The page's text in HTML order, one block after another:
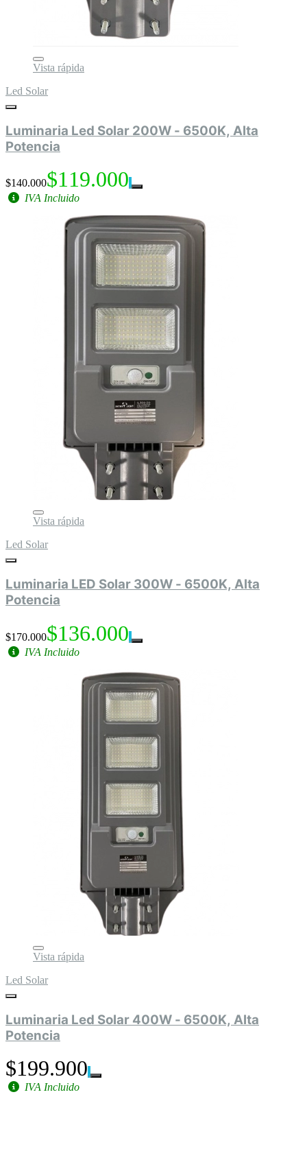
Vista rápida
Led Solar
Luminaria Led Solar 200W - 6500K, Alta
Potencia
$140.000$119.000
IVA Incluido
Vista rápida
Led Solar
Luminaria LED Solar 300W - 6500K, Alta
Potencia
$170.000$136.000
IVA Incluido
Vista rápida
Led Solar
Luminaria Led Solar 400W - 6500K, Alta
Potencia
$199.900
IVA Incluido